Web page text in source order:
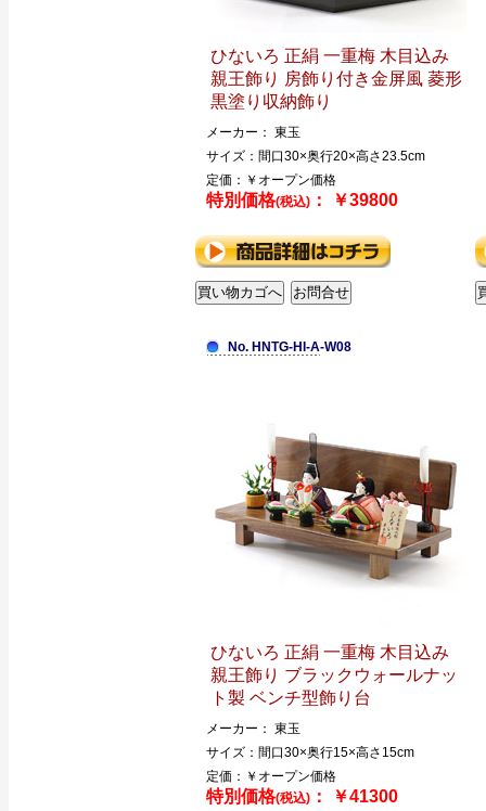
ひないろ 正絹 一重梅 木目込み
親王飾り 房飾り付き金屏風 菱形
黒塗り収納飾り
メーカー： 東玉
サイズ：間口30×奥行20×高さ23.5cm
定価：￥オープン価格
特別価格(税込)： ￥39800
No. HNTG-HI-A-W08
ひないろ 正絹 一重梅 木目込み
親王飾り ブラックウォールナッ
ト製 ベンチ型飾り台
メーカー： 東玉
サイズ：間口30×奥行15×高さ15cm
定価：￥オープン価格
特別価格(税込)： ￥41300